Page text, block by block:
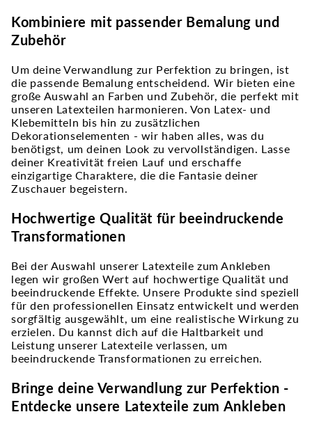
Kombiniere mit passender Bemalung und
Zubehör
Um deine Verwandlung zur Perfektion zu bringen, ist
die passende Bemalung entscheidend. Wir bieten eine
große Auswahl an Farben und Zubehör, die perfekt mit
unseren Latexteilen harmonieren. Von Latex- und
Klebemitteln bis hin zu zusätzlichen
Dekorationselementen - wir haben alles, was du
benötigst, um deinen Look zu vervollständigen. Lasse
deiner Kreativität freien Lauf und erschaffe
einzigartige Charaktere, die die Fantasie deiner
Zuschauer begeistern.
Hochwertige Qualität für beeindruckende
Transformationen
Bei der Auswahl unserer Latexteile zum Ankleben
legen wir großen Wert auf hochwertige Qualität und
beeindruckende Effekte. Unsere Produkte sind speziell
für den professionellen Einsatz entwickelt und werden
sorgfältig ausgewählt, um eine realistische Wirkung zu
erzielen. Du kannst dich auf die Haltbarkeit und
Leistung unserer Latexteile verlassen, um
beeindruckende Transformationen zu erreichen.
Bringe deine Verwandlung zur Perfektion -
Entdecke unsere Latexteile zum Ankleben